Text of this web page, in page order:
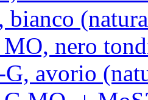
bianco
MO, nero
G, avorio